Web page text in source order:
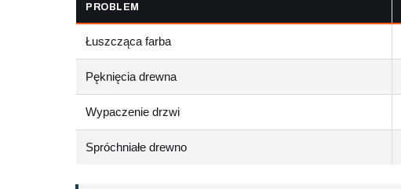
PROBLEM
Łuszcząca farba
Pęknięcia drewna
Wypaczenie drzwi
Spróchniałe drewno